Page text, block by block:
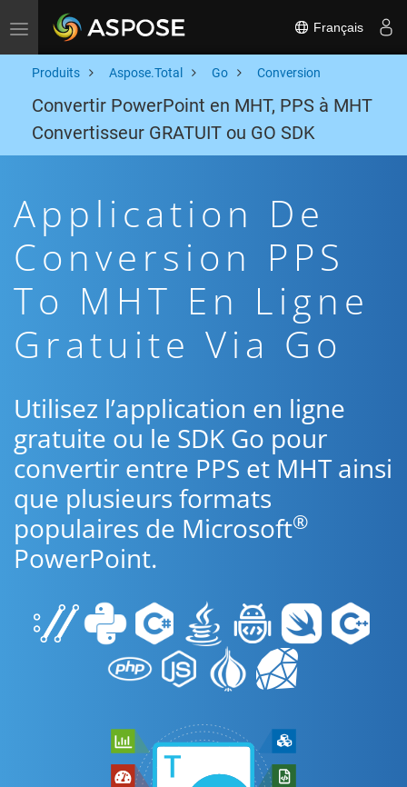
Toggle navigation Français
Produits Aspose.Total Go Conversion
Convertir PowerPoint en MHT, PPS à MHT
Convertisseur GRATUIT ou GO SDK
Application De
Conversion PPS
To MHT En Ligne
Gratuite Via Go
Utilisez l’application en ligne
gratuite ou le SDK Go pour
convertir entre PPS et MHT ainsi
que plusieurs formats
populaires de Microsoft®
PowerPoint.